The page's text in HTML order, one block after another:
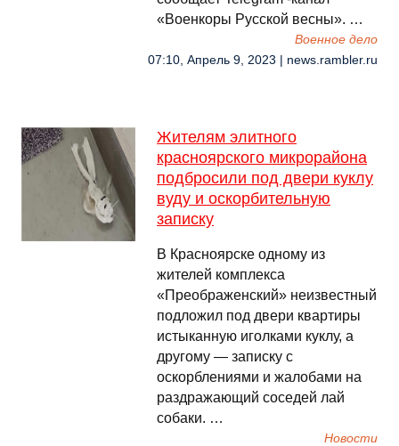
«Военкоры Русской весны». …
Военное дело
07:10, Апрель 9, 2023 | news.rambler.ru
Жителям элитного
красноярского микрорайона
подбросили под двери куклу
вуду и оскорбительную
записку
В Красноярске одному из
жителей комплекса
«Преображенский» неизвестный
подложил под двери квартиры
истыканную иголками куклу, а
другому — записку с
оскорблениями и жалобами на
раздражающий соседей лай
собаки. …
Новости